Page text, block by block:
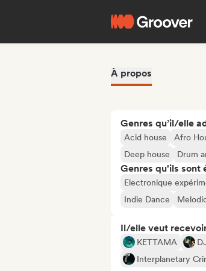
À propos
Genres qu’il/elle
Acid house Afro
Deep house
Drum
Genres qu'ils sont
Electronique
Indie Dance
Il/elle veut
KETTAMA
Interplanetary